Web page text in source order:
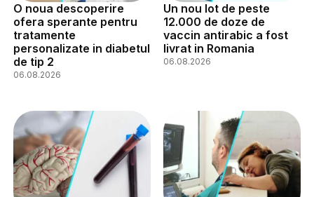
O noua descoperire
ofera sperante pentru
tratamente
personalizate in diabetul
de tip 2
06.08.2026
Un nou lot de peste
12.000 de doze de
vaccin antirabic a fost
livrat in Romania
06.08.2026